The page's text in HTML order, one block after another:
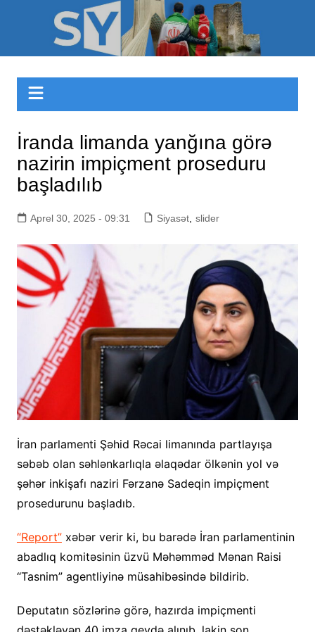
Sizinyol.org
İranda limanda yanğına görə
nazirin impiçment proseduru
başladılıb
Aprel 30, 2025 - 09:31 Siyasət, slider
İran parlamenti Şəhid Rəcai limanında partlayışa
səbəb olan səhlənkarlıqla əlaqədar ölkənin yol və
şəhər inkişafı naziri Fərzanə Sadeqin impiçment
prosedurunu başladıb.
“Report”xəbər verir ki, bu barədə İran parlamentinin
abadlıq komitəsinin üzvü Məhəmməd Mənan Raisi
“Tasnim” agentliyinə müsahibəsində bildirib.
Deputatın sözlərinə görə, hazırda impiçmenti